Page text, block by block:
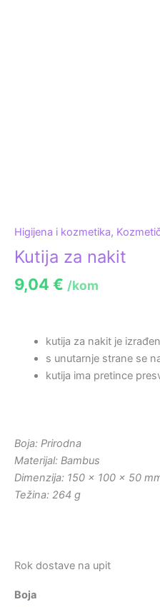
Higijena i kozmetika,
Kutija za nakit
9,04 € /kom
kutija za nakit je
s unutarnje strane se
kutija ima pretince
Boja: Prirodna
Materijal: Bambus
Dimenzija: 150 x 100 x 50
Težina: 264 g
Rok dostave na upit
Boja